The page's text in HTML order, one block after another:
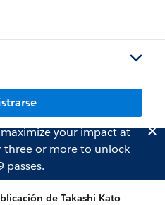
your impact at
three or more to unlock
passes.
de Takashi Kato